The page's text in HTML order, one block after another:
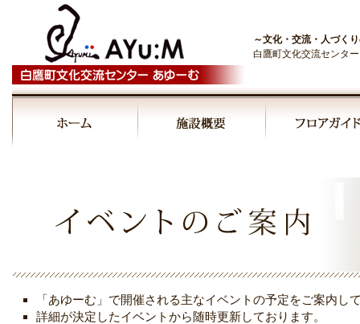
～文化・交流・人づく
白鷹町文化交流センタ
「あゆーむ」で開催される主なイベントの予定をご案内し
詳細が決定したイベントから随時更新しております。
04:00